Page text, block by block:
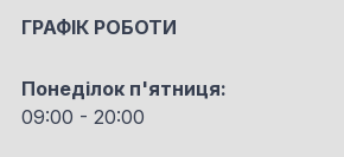
ГРАФІК РОБОТИ
Понеділок п'ятниця:
09:00 - 20:00